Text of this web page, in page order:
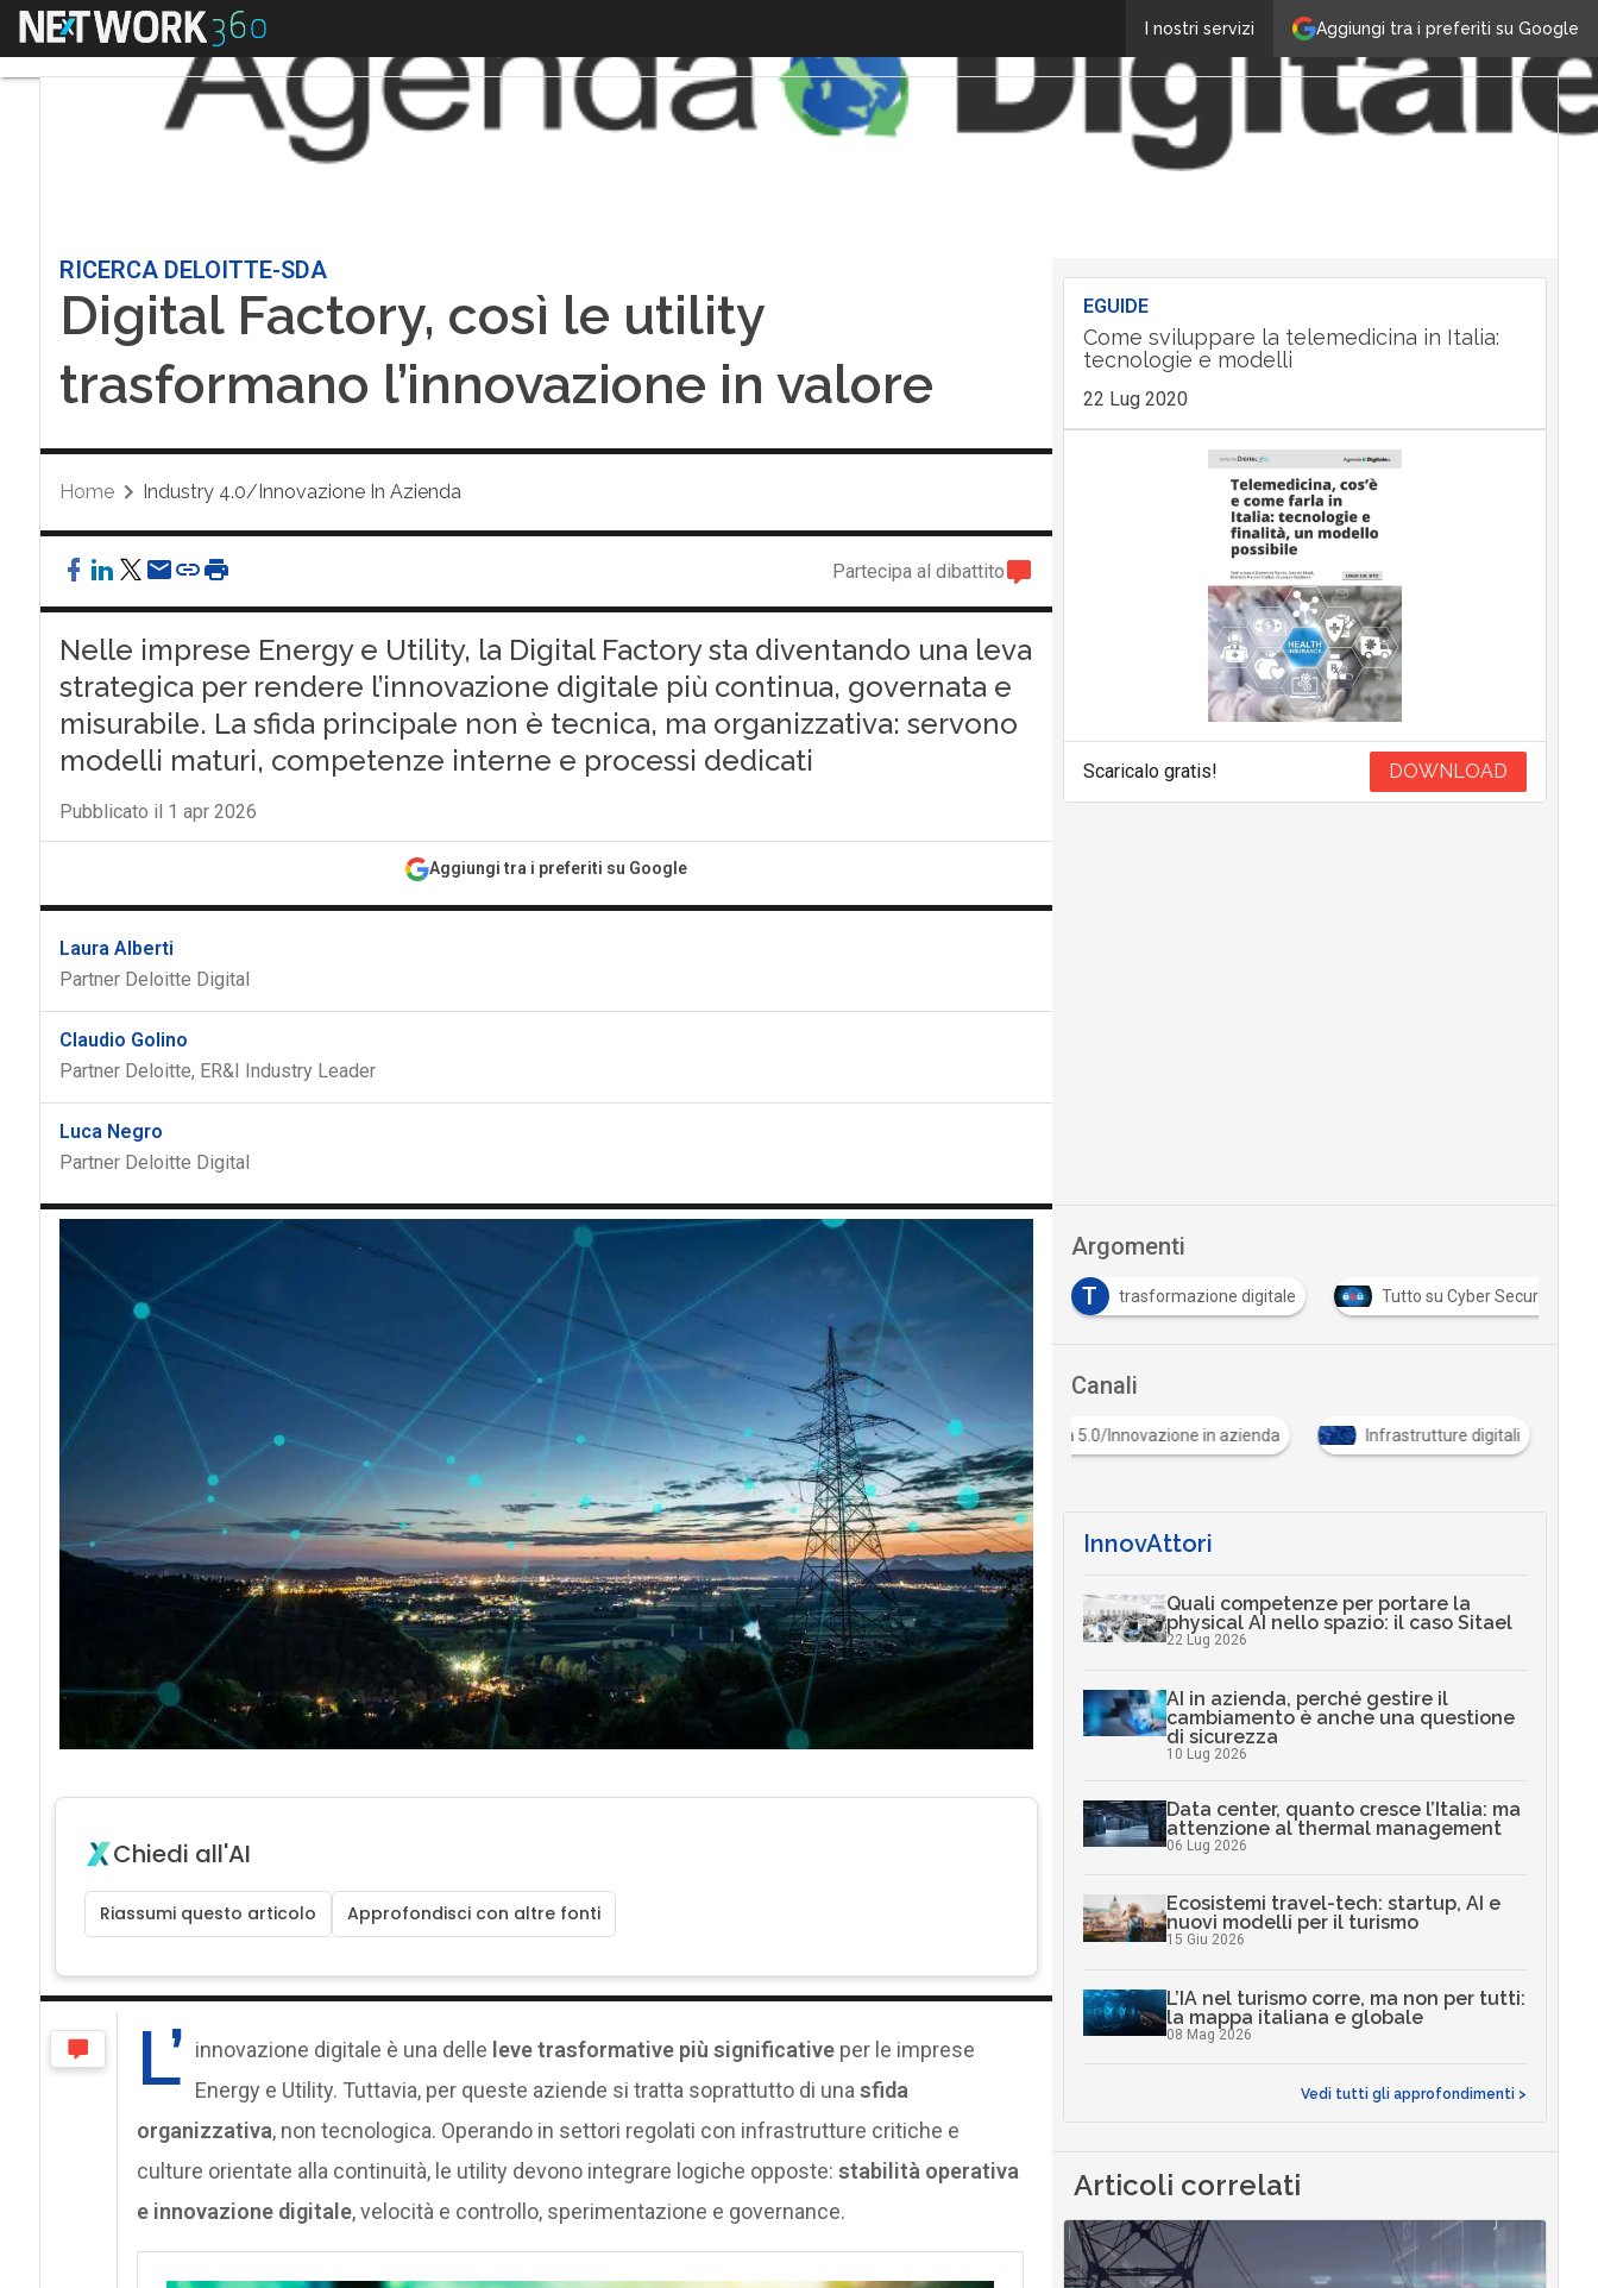
Aggiungi tra i preferiti su Google
I nostri servizi
Menu
RICERCA DELOITTE-SDA
Digital Factory, così le utility
trasformano l’innovazione in valore
Home Industry 4.0/Innovazione In Azienda
Partecipa al dibattito
Nelle imprese Energy e Utility, la Digital Factory sta diventando una leva
strategica per rendere l’innovazione digitale più continua, governata e
misurabile. La sfida principale non è tecnica, ma organizzativa: servono
modelli maturi, competenze interne e processi dedicati
Pubblicato il 1 apr 2026
Aggiungi tra i preferiti su Google
Laura Alberti
Partner Deloitte Digital
Claudio Golino
Partner Deloitte, ER&I Industry Leader
Luca Negro
Partner Deloitte Digital
Chiedi all'AI
Riassumi questo articolo Approfondisci con altre fonti
L’ innovazione digitale è una delle leve trasformative più significativeper le imprese
Energy e Utility. Tuttavia, per queste aziende si tratta soprattutto di unasfida
organizzativa, non tecnologica. Operando in settori regolati con infrastrutture critiche e
culture orientate alla continuità, le utility devono integrare logiche opposte: stabilità operativa
e innovazione digitale, velocità e controllo, sperimentazione e governance.
EGUIDE
Come sviluppare la telemedicina in Italia:
tecnologie e modelli
22 Lug 2020
Scaricalo gratis! DOWNLOAD
Argomenti
cloud T trasformazione digitale Tutto su Cyber Security
Canali
Industria 5.0/Innovazione in azienda Infrastrutture digitali
InnovAttori
Quali competenze per portare la
physical AI nello spazio: il caso Sitael
22 Lug 2026
AI in azienda, perché gestire il
cambiamento è anche una questione
di sicurezza
10 Lug 2026
Data center, quanto cresce l’Italia: ma
attenzione al thermal management
06 Lug 2026
Ecosistemi travel-tech: startup, AI e
nuovi modelli per il turismo
15 Giu 2026
L’IA nel turismo corre, ma non per tutti:
la mappa italiana e globale
08 Mag 2026
Vedi tutti gli approfondimenti >
Articoli correlati